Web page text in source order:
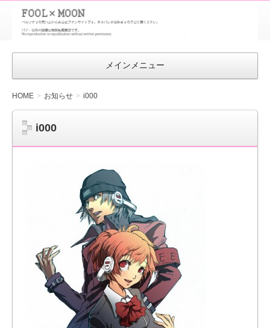
FOOL×MOON
｜ペルソナ
3 荒ハム中
メインメニュー
HOME お知らせ i000
i000